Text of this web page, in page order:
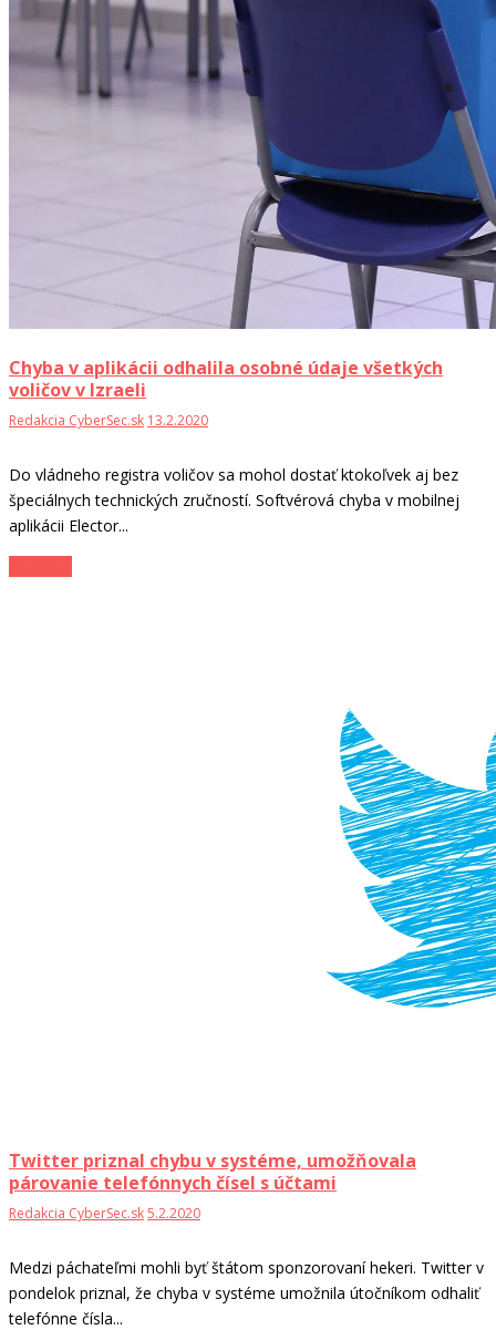
Chyba v aplikácii odhalila osobné údaje všetkých
voličov v Izraeli
Redakcia CyberSec.sk 13.2.2020
Do vládneho registra voličov sa mohol dostať ktokoľvek aj bez
špeciálnych technických zručností. Softvérová chyba v mobilnej
aplikácii Elector...
Twitter priznal chybu v systéme, umožňovala
párovanie telefónnych čísel s účtami
Redakcia CyberSec.sk5.2.2020
Medzi páchateľmi mohli byť štátom sponzorovaní hekeri. Twitter v
pondelok priznal, že chyba v systéme umožnila útočníkom odhaliť
telefónne čísla...